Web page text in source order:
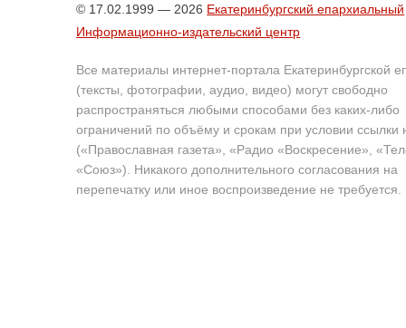
© 17.02.1999 — 2026 Екатеринбургский епархиальный
Информационно-издательский центр
Все материалы интернет-портала Екатеринбургской
(тексты, фотографии, аудио, видео) могут свободно
распространяться любыми способами без каких-либо
ограничений по объёму и срокам при условии ссылки
(«Православная газета», «Радио «Воскресение»,
«Союз»). Никакого дополнительного согласования на
перепечатку или иное воспроизведение не требуется.